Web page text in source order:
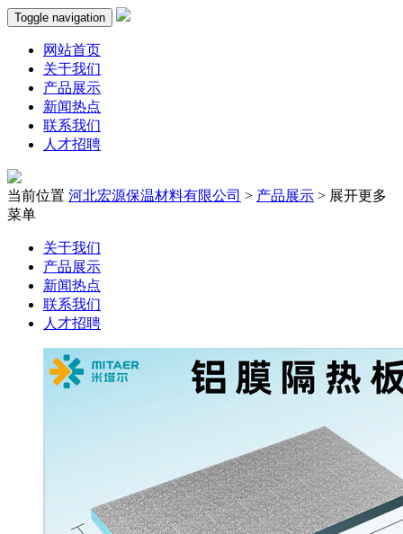
Toggle navigation
网站首页
关于我们
产品展示
新闻热点
联系我们
人才招聘
当前位置 河北宏源保温材料有限公司 > 产品展示 > 展开更多
菜单
关于我们
产品展示
新闻热点
联系我们
人才招聘